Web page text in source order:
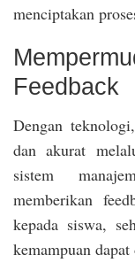
menciptakan
Feedback
Dengan
dan akurat
sistem
memberikan
kepada siswa,
kemampuan